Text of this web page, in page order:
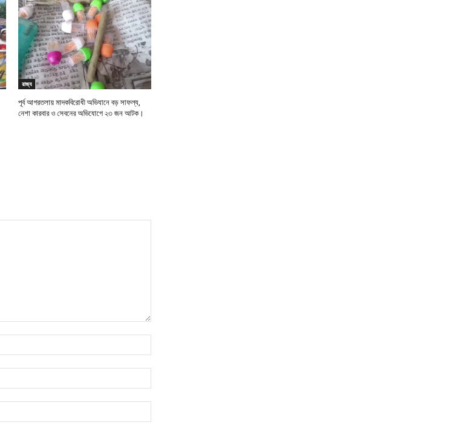
রাজ্য
পূর্ব আগরতলায় মাদকবিরোধী অভিযানে বড় সাফল্য,
নেশা কারবার ও সেবনের অভিযোগে ২৩ জন আটক।